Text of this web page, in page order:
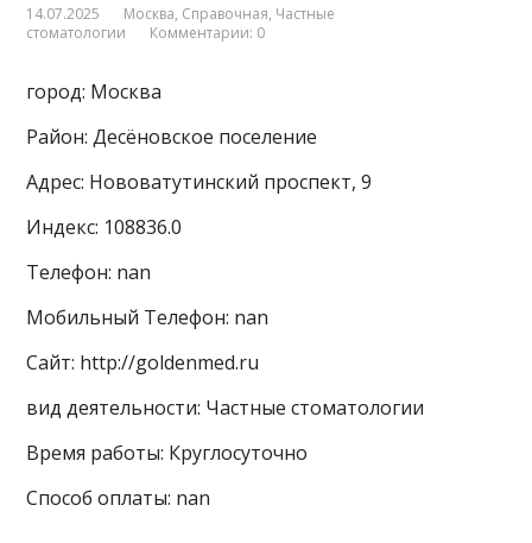
14.07.2025 Москва, Справочная, Частные
стоматологии
Комментарии: 0
город: Москва
Район: Десёновское поселение
Адрес: Нововатутинский проспект, 9
Индекс: 108836.0
Телефон: nan
Мобильный Телефон: nan
Сайт: http://goldenmed.ru
вид деятельности: Частные стоматологии
Время работы: Круглосуточно
Способ оплаты: nan